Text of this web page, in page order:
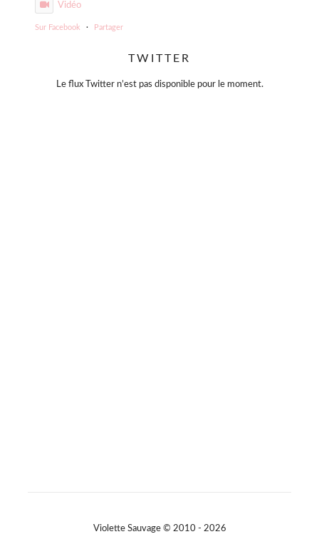
Vidéo
Sur Facebook · Partager
4 mois il y a
TWITTER
Le flux Twitter n’est pas disponible pour le moment.
Violette Sauvage © 2010 - 2026